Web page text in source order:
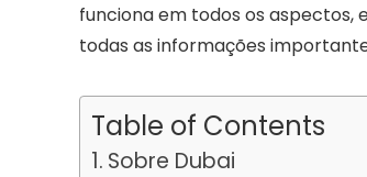
funciona em todos os aspectos,
todas as informações
Table of Contents
Sobre Dubai